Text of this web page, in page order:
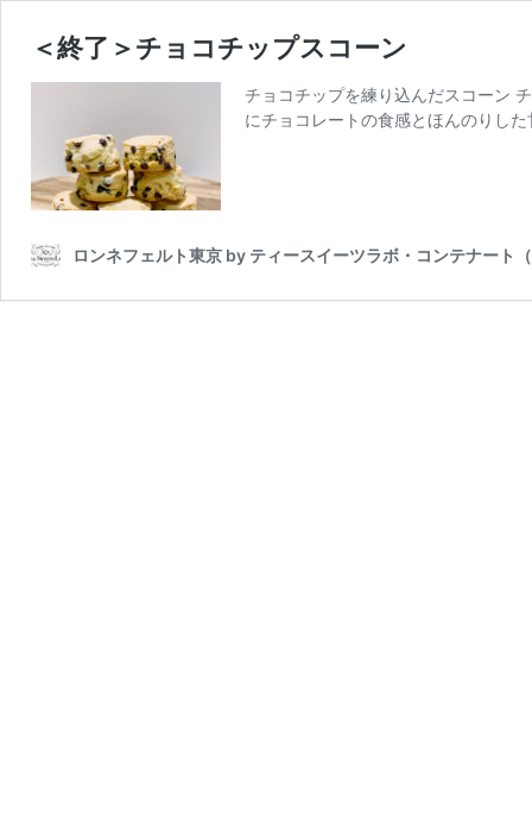
＜終了＞チョコチップスコーン
チョコチップを練り込んだスコーン
にチョコレートの食感とほんのりし
ロンネフェルト東京 by ティースイーツラボ・コンテナート